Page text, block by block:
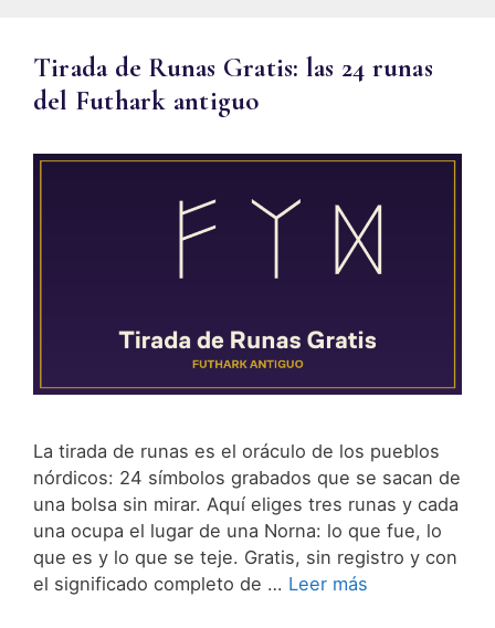
Tirada de Runas Gratis: las 24 runas
del Futhark antiguo
La tirada de runas es el oráculo de los pueblos
nórdicos: 24 símbolos grabados que se sacan de
una bolsa sin mirar. Aquí eliges tres runas y cada
una ocupa el lugar de una Norna: lo que fue, lo
que es y lo que se teje. Gratis, sin registro y con
el significado completo de … Leer más